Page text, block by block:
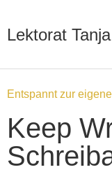
Lektorat
Entspannt zur
Keep